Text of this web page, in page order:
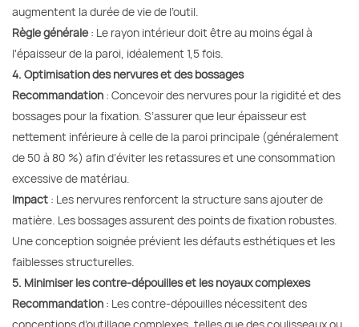
augmentent la durée de vie de l’outil.
Règle générale: Le rayon intérieur doit être au moins égal à
l'épaisseur de la paroi, idéalement 1,5 fois.
4. Optimisation des nervures et des bossages
Recommandation : Concevoir des nervures pour la rigidité et des
bossages pour la fixation. S’assurer que leur épaisseur est
nettement inférieure à celle de la paroi principale (généralement
de 50 à 80 %) afin d’éviter les retassures et une consommation
excessive de matériau.
Impact : Les nervures renforcent la structure sans ajouter de
matière. Les bossages assurent des points de fixation robustes.
Une conception soignée prévient les défauts esthétiques et les
faiblesses structurelles.
5. Minimiser les contre-dépouilles et les noyaux complexes
Recommandation : Les contre-dépouilles nécessitent des